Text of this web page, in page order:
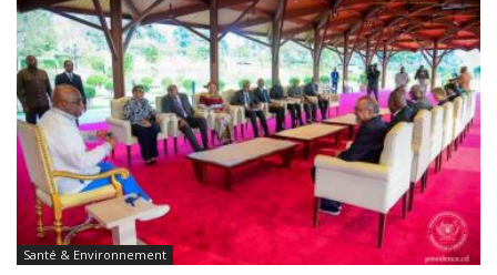
Santé & Environnement